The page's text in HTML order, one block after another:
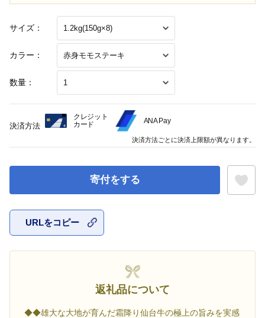
サイズ：
カラー：
数量：
寄付をする
URLをコピー
返礼品について
◆◆雄大な大地が育んだ霜降り仙台牛の極上の旨みを実感
決済方法
クレジット
カード
ANA Pay
決済方法ごとに決済上限額が異なります。